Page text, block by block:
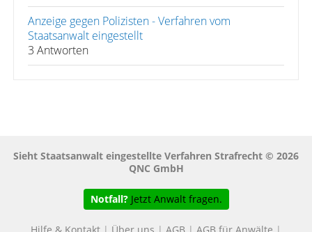
Anzeige gegen Polizisten - Verfahren vom
Staatsanwalt eingestellt
3 Antworten
Sieht Staatsanwalt eingestellte Verfahren Strafrecht © 2026
QNC GmbH
Notfall? Jetzt Anwalt fragen.